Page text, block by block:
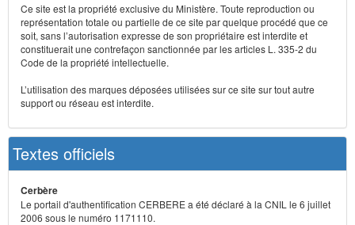
Ce site est la propriété exclusive du Ministère. Toute reproduction ou
représentation totale ou partielle de ce site par quelque procédé que ce
soit, sans l’autorisation expresse de son propriétaire est interdite et
constituerait une contrefaçon sanctionnée par les articles L. 335-2 du
Code de la propriété intellectuelle.
L’utilisation des marques déposées utilisées sur ce site sur tout autre
support ou réseau est interdite.
Textes officiels
Cerbère
Le portail d'authentification CERBERE a été déclaré à la CNIL le 6 juillet
2006 sous le numéro 1171110.